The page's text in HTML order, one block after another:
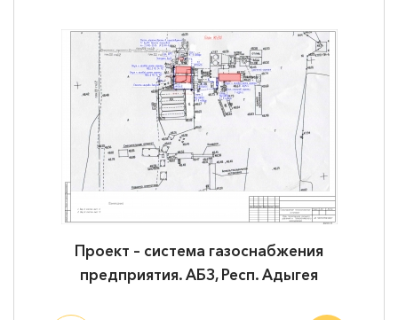
Проект – система газоснабжения
предприятия. АБЗ, Респ. Адыгея